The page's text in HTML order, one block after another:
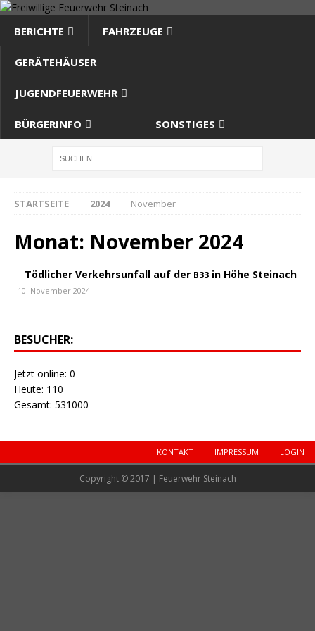
BERICHTE FAHRZEUGE
GERÄTEHÄUSER
JUGENDFEUERWEHR
BÜRGERINFO SONSTIGES
STARTSEITE 2024 November
Monat: November 2024
Tödlicher Verkehrsunfall auf der B33 in Höhe Steinach
10. November 2024
BESUCHER:
Jetzt online: 0
Heute: 110
Gesamt: 531000
KONTAKT IMPRESSUM LOGIN
Copyright © 2017 | Feuerwehr Steinach